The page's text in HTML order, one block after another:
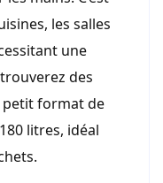
les salles
une
des
petit format de
litres, idéal